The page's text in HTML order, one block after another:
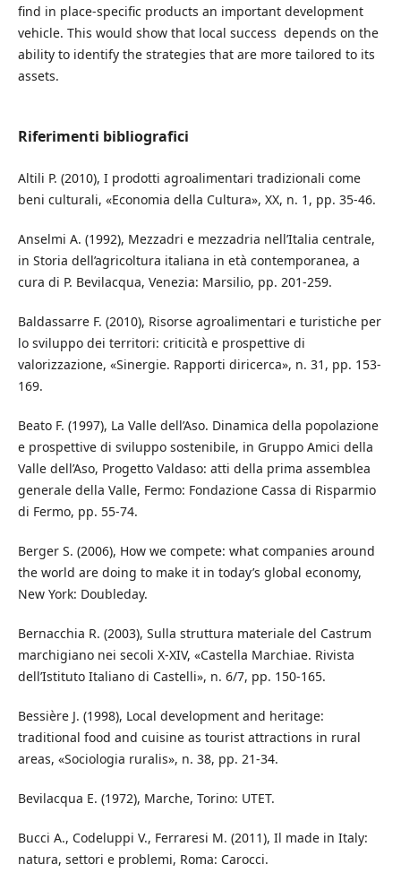
find in place-specific products an important development
vehicle. This would show that local success depends on the
ability to identify the strategies that are more tailored to its
assets.
Riferimenti bibliografici
Altili P. (2010), I prodotti agroalimentari tradizionali come
beni culturali, «Economia della Cultura», XX, n. 1, pp. 35-46.
Anselmi A. (1992), Mezzadri e mezzadria nell’Italia centrale,
in Storia dell’agricoltura italiana in età contemporanea, a
cura di P. Bevilacqua, Venezia: Marsilio, pp. 201-259.
Baldassarre F. (2010), Risorse agroalimentari e turistiche per
lo sviluppo dei territori: criticità e prospettive di
valorizzazione, «Sinergie. Rapporti diricerca», n. 31, pp. 153-
169.
Beato F. (1997), La Valle dell’Aso. Dinamica della popolazione
e prospettive di sviluppo sostenibile, in Gruppo Amici della
Valle dell’Aso, Progetto Valdaso: atti della prima assemblea
generale della Valle, Fermo: Fondazione Cassa di Risparmio
di Fermo, pp. 55-74.
Berger S. (2006), How we compete: what companies around
the world are doing to make it in today’s global economy,
New York: Doubleday.
Bernacchia R. (2003), Sulla struttura materiale del Castrum
marchigiano nei secoli X-XIV, «Castella Marchiae. Rivista
dell’Istituto Italiano di Castelli», n. 6/7, pp. 150-165.
Bessière J. (1998), Local development and heritage:
traditional food and cuisine as tourist attractions in rural
areas, «Sociologia ruralis», n. 38, pp. 21-34.
Bevilacqua E. (1972), Marche, Torino: UTET.
Bucci A., Codeluppi V., Ferraresi M. (2011), Il made in Italy:
natura, settori e problemi, Roma: Carocci.